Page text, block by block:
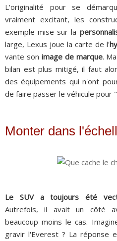
L'originalité pour se
vraiment excitant, les
exemple mise sur la
large, Lexus joue la carte de l'
vante son image de marque.
bilan est plus mitigé, il faut
des équipements qui n'ont
de faire passer le véhicule pour
Monter dans
Le SUV a toujours été
Autrefois, il avait un côté
beaucoup moins le cas.
gravir l'Everest ? La réponse